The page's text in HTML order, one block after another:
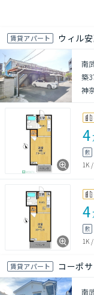
賃貸アパート ウィル
南
築
神
4
敷
1K
4
敷
1K
賃貸アパート コーポ
南